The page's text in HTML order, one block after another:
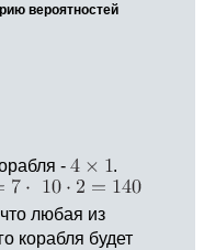
вероятностей
-
.
любая из
корабля будет